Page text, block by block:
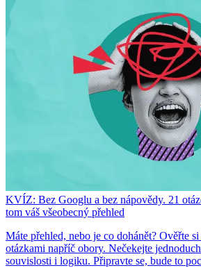
KVÍZ: Bez Googlu a bez nápovědy. 21
tom váš všeobecný přehled
Máte přehled, nebo je co dohánět? Ověřte
otázkami napříč obory. Nečekejte
souvislosti i logiku. Připravte se, bude to